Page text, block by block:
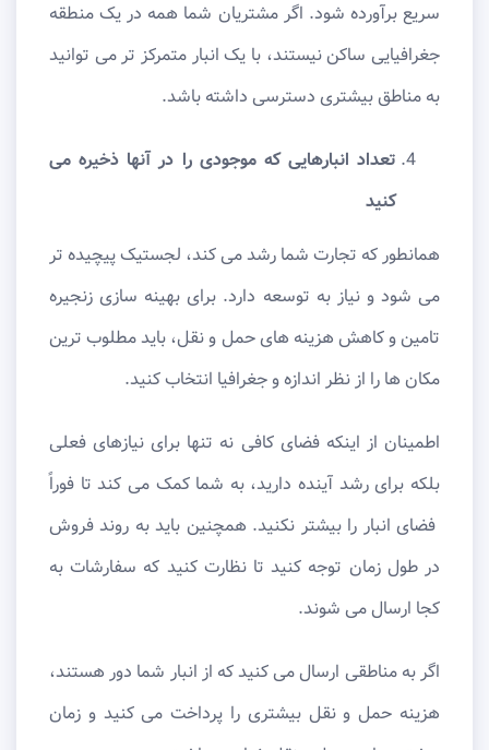
سریع برآورده شود. اگر مشتریان شما همه در یک منطقه
جغرافیایی ساکن نیستند، با یک انبار متمرکز تر می توانید
به مناطق بیشتری دسترسی داشته باشد.
تعداد انبارهایی که موجودی را در آنها ذخیره می
کنید
همانطور که تجارت شما رشد می کند، لجستیک پیچیده تر
می شود و نیاز به توسعه دارد. برای بهینه سازی زنجیره
تامین و کاهش هزینه های حمل و نقل، باید مطلوب ترین
مکان ها را از نظر اندازه و جغرافیا انتخاب کنید.
اطمینان از اینکه فضای کافی نه تنها برای نیازهای فعلی
بلکه برای رشد آینده دارید، به شما کمک می کند تا فوراً
فضای انبار را بیشتر نکنید. همچنین باید به روند فروش
در طول زمان توجه کنید تا نظارت کنید که سفارشات به
کجا ارسال می شوند.
اگر به مناطقی ارسال می کنید که از انبار شما دور هستند،
هزینه حمل و نقل بیشتری را پرداخت می کنید و زمان